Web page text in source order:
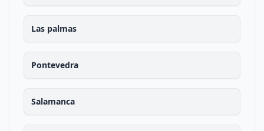
Las palmas
Pontevedra
Salamanca